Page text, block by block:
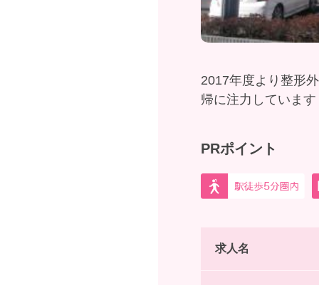
2017年度より整形
帰に注力しています
PRポイント
求人名